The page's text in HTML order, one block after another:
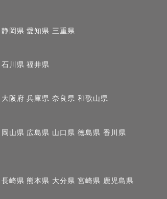
います👑
です！
動画製作をしています。
ンで撮影してきた経験を活かしてポー
ビデオグラファーとしても活動してい
も可能なので興味がある方はお気軽に
静岡県 愛知県 三重県
石川県 福井県
大阪府 兵庫県 奈良県 和歌山県
岡山県 広島県 山口県 徳島県 香川県
長崎県 熊本県 大分県 宮崎県 鹿児島県